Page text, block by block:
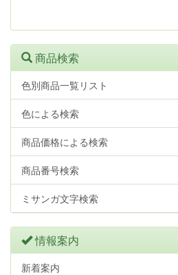
商品検索
色別商品一覧リスト
色による検索
商品価格による検索
商品番号検索
ミサンガ文字検索
情報案内
新着案内